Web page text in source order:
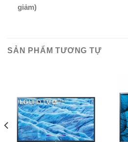
giảm)
SẢN PHẨM TƯƠNG TỰ